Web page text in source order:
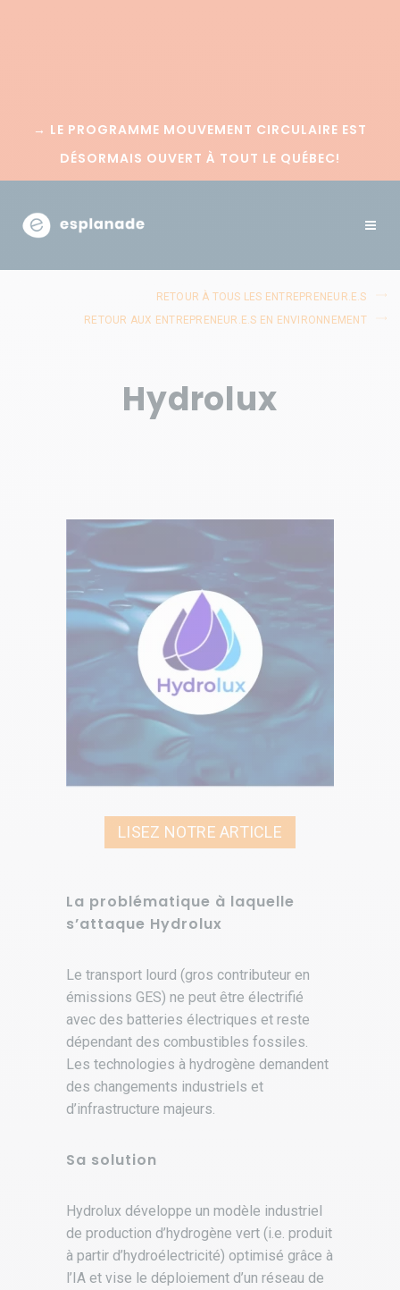
→ LE PROGRAMME MOUVEMENT CIRCULAIRE EST
DÉSORMAIS OUVERT À TOUT LE QUÉBEC!
RETOUR À TOUS LES ENTREPRENEUR.E.S
RETOUR AUX ENTREPRENEUR.E.S EN ENVIRONNEMENT
Hydrolux
LISEZ NOTRE ARTICLE
La problématique à laquelle
s’attaque Hydrolux
Le transport lourd (gros contributeur en
émissions GES) ne peut être électrifié
avec des batteries électriques et reste
dépendant des combustibles fossiles.
Les technologies à hydrogène demandent
des changements industriels et
d’infrastructure majeurs.
Sa solution
Hydrolux développe un modèle industriel
de production d’hydrogène vert (i.e. produit
à partir d’hydroélectricité) optimisé grâce à
l’IA et vise le déploiement d’un réseau de